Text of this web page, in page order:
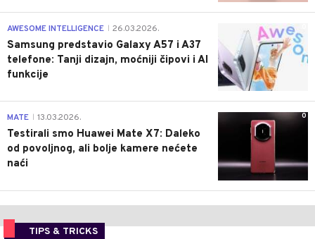
AWESOME INTELLIGENCE 26.03.2026.
Samsung predstavio Galaxy A57 i A37
telefone: Tanji dizajn, moćniji čipovi i AI
funkcije
0
MATE 13.03.2026.
Testirali smo Huawei Mate X7: Daleko
od povoljnog, ali bolje kamere nećete
naći
TIPS & TRICKS